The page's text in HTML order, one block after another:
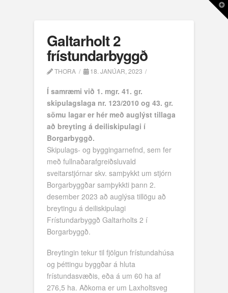
Galtarholt 2
frístundarbyggð
THORA 18. JANÚAR, 2023
Í samræmi við 1. mgr. 41. gr.
skipulagslaga nr. 123/2010 og 43. gr.
sömu lagar er hér með auglýst tillaga
að breyting á deiliskipulagi í
Borgarbyggð.
Skipulags- og byggingarnefnd, sem fer
með fullnaðarafgreiðsluvald
sveitarstjórnar skv. samþykkt um stjórn
Borgarbyggðar samþykkti þann 2.
desember 2023 að auglýsa tillögu að
breytingu á deiliskipulagi
Frístundarbyggð Galtarholts 2 í
Borgarbyggð.
Breytingin tekur til fjölgun frístundahúsa
og þéttingu byggðar á hluta
frístundasvæðis, eða á um 60 ha af
276,5 ha. Aðkoma er um Laxholtsveg